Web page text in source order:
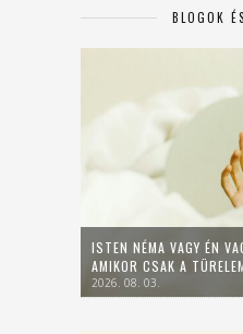
BLOGOK
ISTEN NÉMA VAGY ÉN
AMIKOR CSAK A
2026. 08. 03.